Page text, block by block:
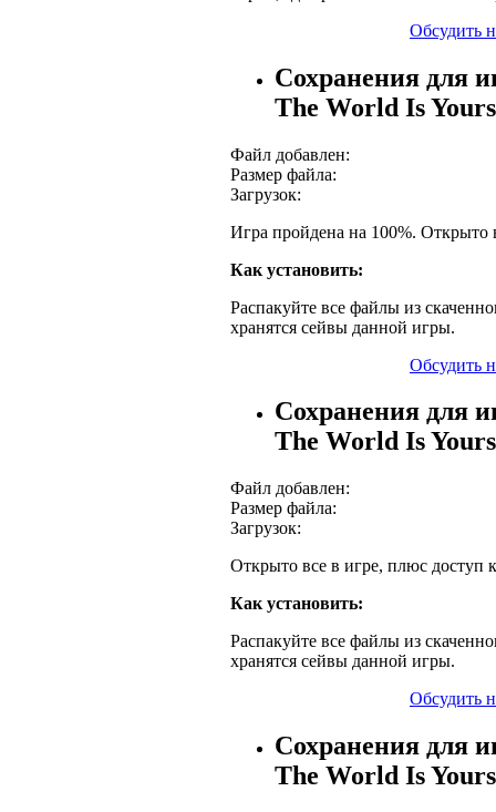
Обсудить
Сохранения для
The World Is
Файл добавлен:
Размер файла:
Загрузок:
Игра пройдена на 100%. Открыто
Как установить:
Распакуйте все файлы из
хранятся сейвы данной игры.
Обсудить
Сохранения для
The World Is
Файл добавлен:
Размер файла:
Загрузок:
Открыто все в игре, плюс доступ
Как установить:
Распакуйте все файлы из
хранятся сейвы данной игры.
Обсудить
Сохранения для
The World Is